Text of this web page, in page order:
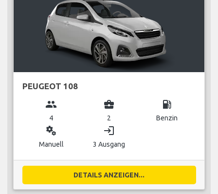
PEUGEOT 108
group
4
business_center
2
local_gas_station
Benzin
miscellaneous_services
Manuell
login
3 Ausgang
DETAILS ANZEIGEN...